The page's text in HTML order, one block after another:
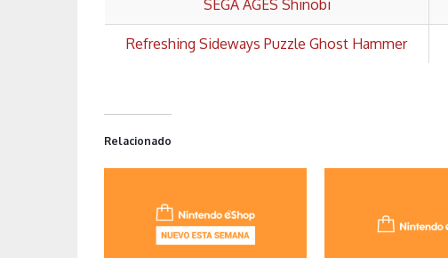
SEGA AGES Shinobi
Refreshing Sideways Puzzle Ghost Hammer
Relacionado